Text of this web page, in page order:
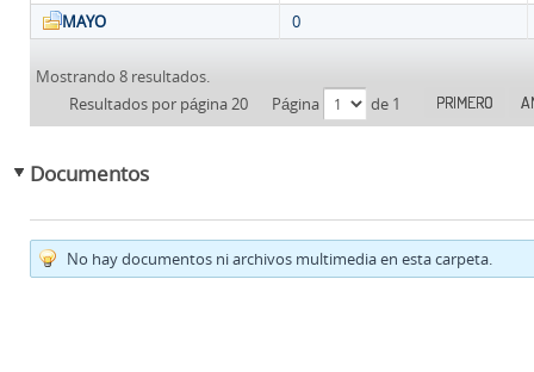
MAYO
0
Mostrando 8 resultados.
Resultados por página 20
Página de 1 PRIMERO
Documentos
No hay documentos ni archivos multimedia en esta carpeta.